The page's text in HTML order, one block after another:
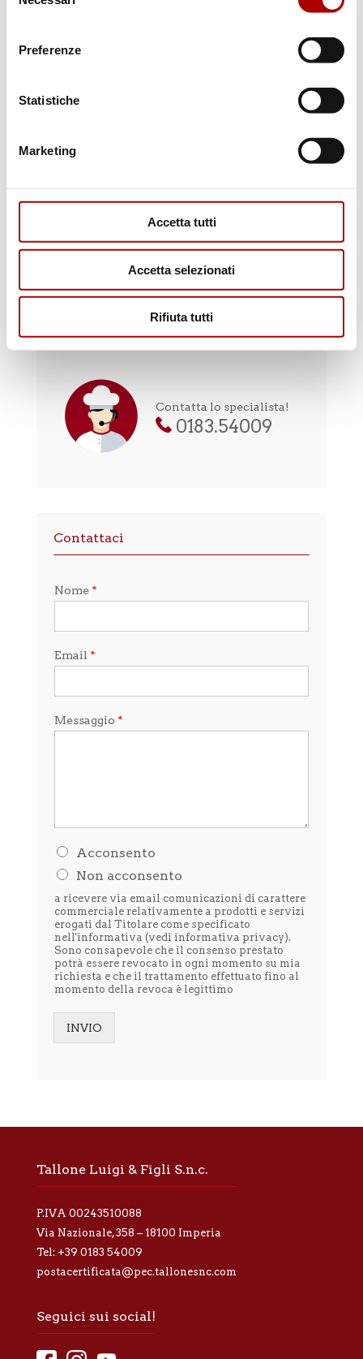
Preferenze
Statistiche
Marketing
Accetta tutti
Accetta selezionati
Rifiuta tutti
Scopri i punti vendita
Contatta lo specialista!
0183.54009
Contattaci
Nome *
Email *
Messaggio *
H
l
e
t
t
o
l
i
n
f
r
a
i
v
c
y
Acconsento
Non acconsento
a ricevere via email comunicazioni di carattere
commerciale relativamente a prodotti e servizi
erogati dal Titolare come specificato
nell'informativa (vedi informativa privacy).
Sono consapevole che il consenso prestato
potrà essere revocato in ogni momento su mia
richiesta e che il trattamento effettuato fino al
momento della revoca è legittimo
INVIO
Tallone Luigi & Figli S.n.c.
P.IVA 00243510088
Via Nazionale, 358 – 18100 Imperia
Tel: +39 0183 54009
postacertificata@pec.tallonesnc.com
Seguici sui social!